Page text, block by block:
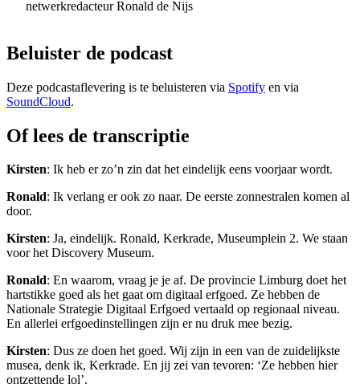
netwerkredacteur Ronald de Nijs
Beluister de podcast
Deze podcastaflevering is te beluisteren via Spotify en via
SoundCloud.
Of lees de transcriptie
Kirsten: Ik heb er zo’n zin dat het eindelijk eens voorjaar wordt.
Ronald: Ik verlang er ook zo naar. De eerste zonnestralen komen al
door.
Kirsten: Ja, eindelijk. Ronald, Kerkrade, Museumplein 2. We staan
voor het Discovery Museum.
Ronald: En waarom, vraag je je af. De provincie Limburg doet het
hartstikke goed als het gaat om digitaal erfgoed. Ze hebben de
Nationale Strategie Digitaal Erfgoed vertaald op regionaal niveau.
En allerlei erfgoedinstellingen zijn er nu druk mee bezig.
Kirsten: Dus ze doen het goed. Wij zijn in een van de zuidelijkste
musea, denk ik, Kerkrade. En jij zei van tevoren: ‘Ze hebben hier
ontzettende lol’.